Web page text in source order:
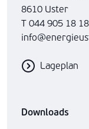
8610 Uster
T 044 905 18 18
Lageplan
Downloads